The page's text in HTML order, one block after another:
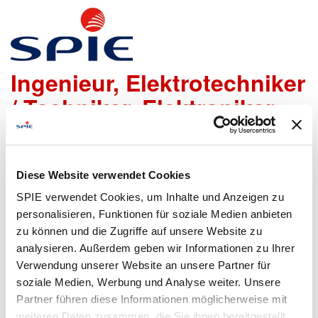
Diese Website verwendet Cookies
SPIE verwendet Cookies, um Inhalte und Anzeigen zu
personalisieren, Funktionen für soziale Medien anbieten
zu können und die Zugriffe auf unsere Website zu
analysieren. Außerdem geben wir Informationen zu Ihrer
Verwendung unserer Website an unsere Partner für
soziale Medien, Werbung und Analyse weiter. Unsere
Partner führen diese Informationen möglicherweise mit
SPS-Programmierer -
Ingenieur, Elektrotechniker
/ Techniker, Elektroniker
m/w/d
Wir freuen uns sehr, dass Du Dich bei uns bewerben
möchtest!
Um den Bewerbungsprozess für Dich so einfach wie
möglich zu gestalten, bieten wir Dir folgende Möglichkeiten
an, um Daten zu übermitteln:
Bewerbungsformular
Lebenslauf